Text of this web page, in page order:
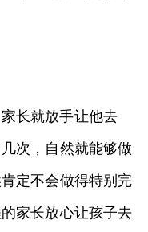
长就放手让他去
次，自然就能够做
定不会做得特别完
家长放心让孩子去